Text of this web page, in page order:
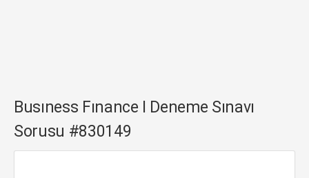
Busıness Fınance I Deneme Sınavı
Sorusu #830149